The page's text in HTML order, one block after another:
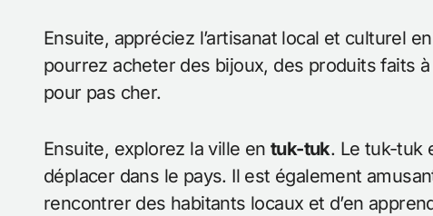
Ensuite, appréciez l’artisanat local et culturel
pourrez acheter des bijoux, des produits faits
pour pas cher.
Ensuite, explorez la ville en tuk-tuk. Le tuk-tuk
déplacer dans le pays. Il est également
rencontrer des habitants locaux et d’en